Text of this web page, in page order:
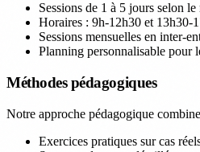
Sessions de 1 à 5 jours selon
Horaires : 9h-12h30 et 13h30-
Sessions mensuelles en inter-
Planning personnalisable pour
Méthodes pédagogiques
Notre approche pédagogique
Exercices pratiques sur cas